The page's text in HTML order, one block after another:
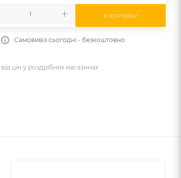
В КОРЗИНУ
Самовивіз сьогодні - безкоштовно
цін у роздрібних магазинах